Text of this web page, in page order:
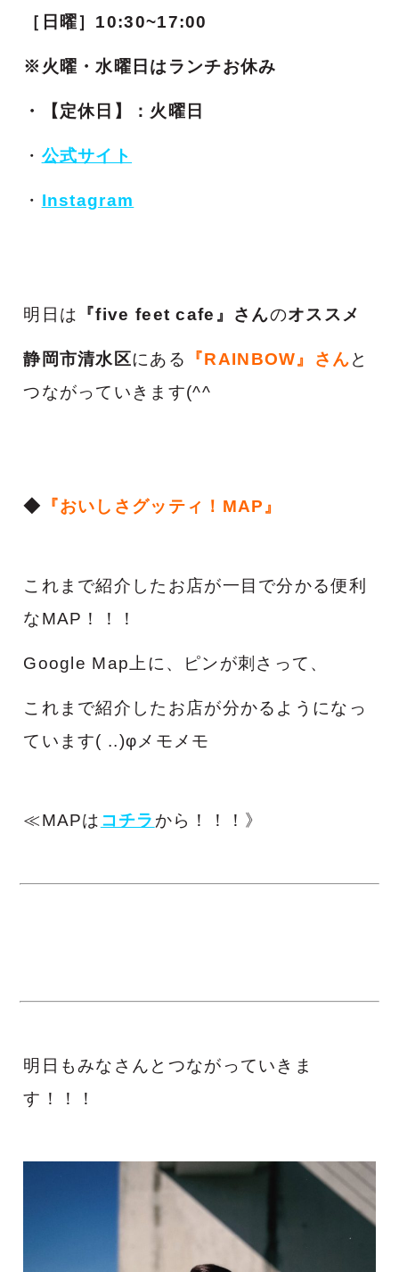
［日曜］10:30~17:00
※火曜・水曜日はランチお休み
・【定休日】：火曜日
・ 公式サイト
・ Instagram
明日は 『five feet cafe 』さんのオススメ
静岡市清水区にある 『RAINBOW』 さんと
つながっていきます(^^ゞ
◆ 『おいしさグッティ！MAP』
これまで紹介したお店が一目で分かる便利
なMAP！！！
Google Map上に、ピンが刺さって、
これまで紹介したお店が分かるようになっ
ています( ..)φメモメモ
≪MAPは コチラ から！！！》
明日もみなさんとつながっていきま
す！！！